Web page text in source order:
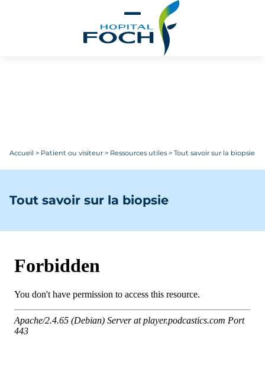
Accueil > Patient ou visiteur > Ressources utiles > Tout savoir sur la biopsie
Tout savoir sur la biopsie